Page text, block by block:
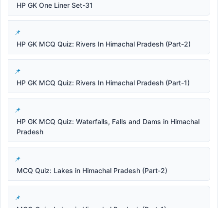
HP GK One Liner Set-31
HP GK MCQ Quiz: Rivers In Himachal Pradesh (Part-2)
HP GK MCQ Quiz: Rivers In Himachal Pradesh (Part-1)
HP GK MCQ Quiz: Waterfalls, Falls and Dams in Himachal
Pradesh
MCQ Quiz: Lakes in Himachal Pradesh (Part-2)